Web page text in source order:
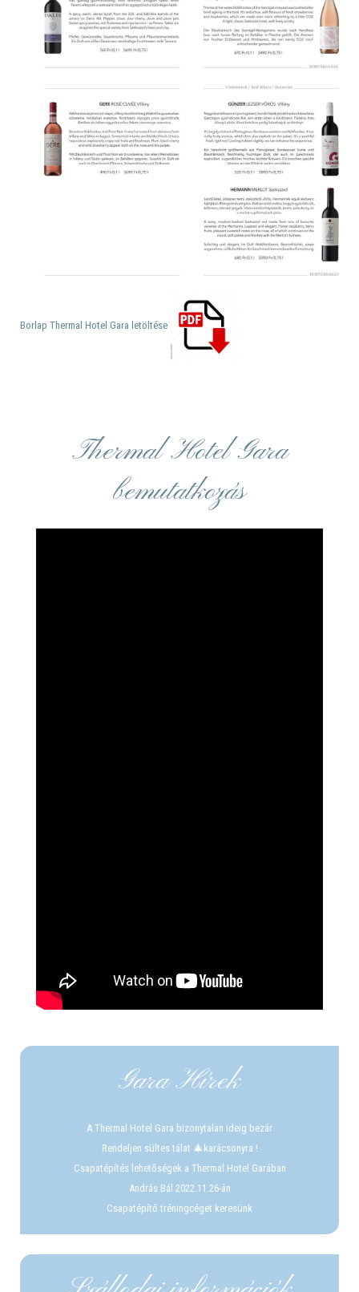
Borlap Thermal Hotel Gara letöltése
Thermal Hotel Gara
bemutatkozás
Gara Hírek
A Thermal Hotel Gara bizonytalan ideig bezár
Rendeljen sültes tálat 🎄karácsonyra !
Csapatépítés lehetőségek a Thermal Hotel Garában
András Bál 2022.11.26-án
Csapatépítő tréningcéget keresünk